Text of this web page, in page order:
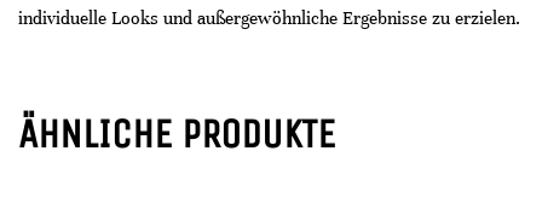
individuelle Looks und außergewöhnliche Ergebnisse zu erzielen.
ÄHNLICHE PRODUKTE